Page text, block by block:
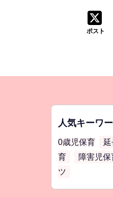
ポスト
人気キーワ
0歳児保育 延
育
障害児保
ツ